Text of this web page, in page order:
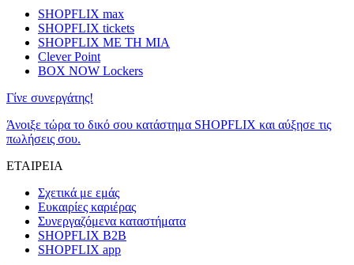
SHOPFLIX max
SHOPFLIX tickets
SHOPFLIX ΜΕ ΤΗ ΜΙΑ
Clever Point
BOX NOW Lockers
Γίνε συνεργάτης!
Άνοιξε τώρα το δικό σου κατάστημα SHOPFLIX και αύξησε τις
πωλήσεις σου.
ΕΤΑΙΡΕΙΑ
Σχετικά με εμάς
Ευκαιρίες καριέρας
Συνεργαζόμενα καταστήματα
SHOPFLIX B2B
SHOPFLIX app